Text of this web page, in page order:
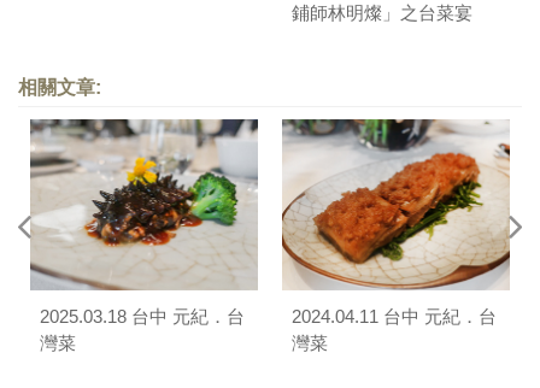
鋪師林明燦」之台菜宴
相關文章:
2025.03.18 台中 元紀．台
灣菜
2024.04.11 台中 元紀．台
灣菜